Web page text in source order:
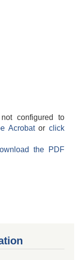
configured to
Acrobatorclick
the PDF